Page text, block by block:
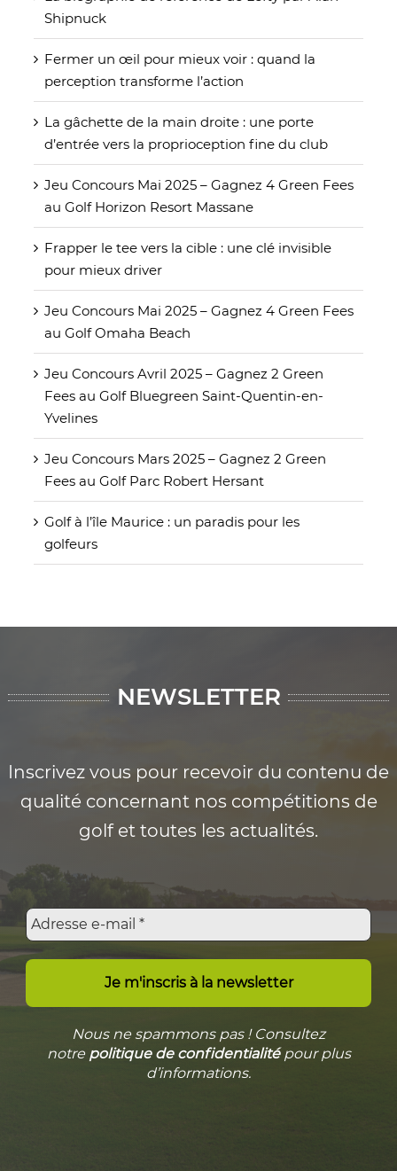
Shipnuck
Fermer un œil pour mieux voir : quand la
perception transforme l’action
La gâchette de la main droite : une porte
d’entrée vers la proprioception fine du club
Jeu Concours Mai 2025 – Gagnez 4 Green Fees
au Golf Horizon Resort Massane
Frapper le tee vers la cible : une clé invisible
pour mieux driver
Jeu Concours Mai 2025 – Gagnez 4 Green Fees
au Golf Omaha Beach
Jeu Concours Avril 2025 – Gagnez 2 Green
Fees au Golf Bluegreen Saint-Quentin-en-
Yvelines
Jeu Concours Mars 2025 – Gagnez 2 Green
Fees au Golf Parc Robert Hersant
Golf à l’île Maurice : un paradis pour les
golfeurs
NEWSLETTER
Inscrivez vous pour recevoir du contenu de
qualité concernant nos compétitions de
golf et toutes les actualités.
Nous ne spammons pas ! Consultez
notre politique de confidentialitépour plus
d’informations.